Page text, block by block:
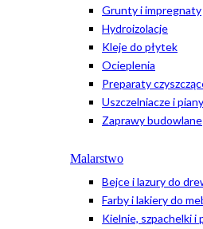
Grunty i impregnaty
Hydroizolacje
Kleje do płytek
Ocieplenia
Preparaty
Uszczelniacze i
Zaprawy budowlane
Malarstwo
Bejce i lazury do
Farby i lakiery do
Kielnie, szpachelki i